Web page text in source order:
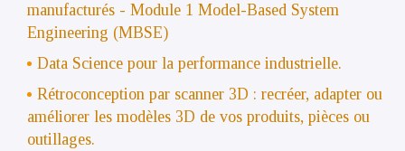
manufacturés - Module 1 Model-Based System
Engineering (MBSE)
Data Science pour la performance industrielle.
Rétroconception par scanner 3D : recréer, adapter ou
améliorer les modèles 3D de vos produits, pièces ou
outillages.